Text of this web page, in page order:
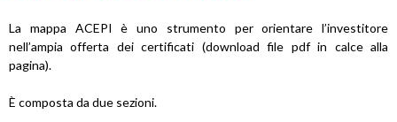
s
La mappa ACEPI è uno strumento per orientare l’investitore
nell’ampia offerta dei certificati (download file pdf in calce alla
pagina).
È composta da due sezioni.